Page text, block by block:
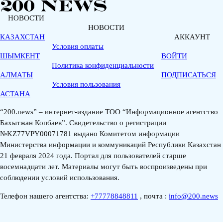
НОВОСТИ
КАЗАХСТАН
ШЫМКЕНТ
АЛМАТЫ
АСТАНА
НОВОСТИ
Условия оплаты
Политика конфиденциальности
Условия пользования
АККАУНТ
ВОЙТИ
ПОДПИСАТЬСЯ
“200.news” – интернет-издание ТОО “Информационное агентство
Бахытжан Копбаев”. Свидетельство о регистрации
№KZ77VPY00071781 выдано Комитетом информации
Министерства информации и коммуникаций Республики Казахстан
21 февраля 2024 года. Портал для пользователей старше
восемнадцати лет. Материалы могут быть воспроизведены при
соблюдении условий использования.
Телефон нашего агентства: +77778848811 , почта : info@200.news